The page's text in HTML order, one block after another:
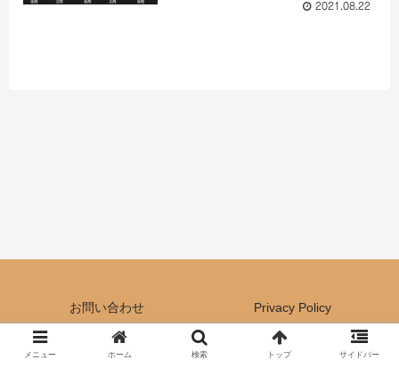
2021.08.22
お問い合わせ Privacy Policy
Copyright © 2021-2026 Cafe Space All Rights Reserved.
メニュー ホーム 検索 トップ サイドバー